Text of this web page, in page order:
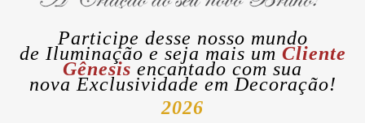
Participe desse nosso mundo
de Iluminação e seja mais um Cliente
Gênesis encantado com sua
novaExclusividade em Decoração!
2026